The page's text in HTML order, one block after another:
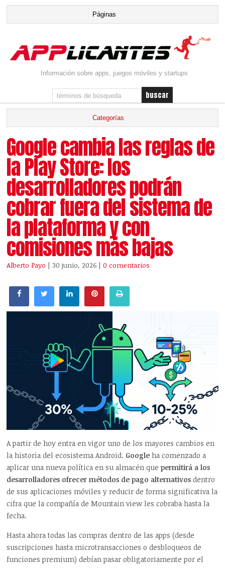
Información sobre apps, juegos móviles y startups
Google cambia las reglas de
la Play Store: los
desarrolladores podrán
cobrar fuera del sistema de
la plataforma y con
comisiones más bajas
Alberto Payo | 30 junio, 2026 |0 comentarios
A partir de hoy entra en vigor uno de los mayores cambios en
la historia del ecosistema Android. Google ha comenzado a
aplicar una nueva política en su almacén quepermitirá a los
desarrolladores ofrecer métodos de pago alternativos dentro
de sus aplicaciones móviles y reducir de forma significativa la
cifra que la compañía de Mountain view les cobraba hasta la
fecha.
Hasta ahora todas las compras dentro de las apps (desde
suscripciones hasta microtransacciones o desbloqueos de
funciones premium) debían pasar obligatoriamente por el